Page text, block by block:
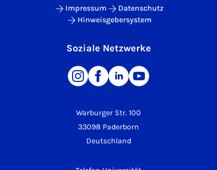
Warburger Str. 100
33098 Paderborn
Deutschland
Impressum
Datenschutz
Hinweisgebersystem
Soziale Netzwerke